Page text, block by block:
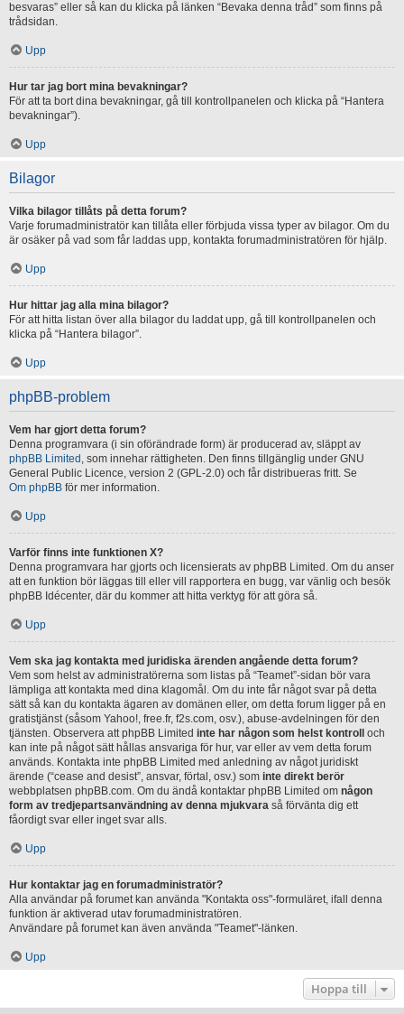
besvaras” eller så kan du klicka på länken “Bevaka denna tråd” som finns på
trådsidan.
Upp
Hur tar jag bort mina bevakningar?
För att ta bort dina bevakningar, gå till kontrollpanelen och klicka på “Hantera
bevakningar”).
Upp
Bilagor
Vilka bilagor tillåts på detta forum?
Varje forumadministratör kan tillåta eller förbjuda vissa typer av bilagor. Om du
är osäker på vad som får laddas upp, kontakta forumadministratören för hjälp.
Upp
Hur hittar jag alla mina bilagor?
För att hitta listan över alla bilagor du laddat upp, gå till kontrollpanelen och
klicka på “Hantera bilagor”.
Upp
phpBB-problem
Vem har gjort detta forum?
Denna programvara (i sin oförändrade form) är producerad av, släppt av
phpBB Limited , som innehar rättigheten. Den finns tillgänglig under GNU
General Public Licence, version 2 (GPL-2.0) och får distribueras fritt. Se
Om phpBB för mer information.
Upp
Varför finns inte funktionen X?
Denna programvara har gjorts och licensierats av phpBB Limited. Om du anser
att en funktion bör läggas till eller vill rapportera en bugg, var vänlig och besök
phpBB Idécenter, där du kommer att hitta verktyg för att göra så.
Upp
Vem ska jag kontakta med juridiska ärenden angående detta forum?
Vem som helst av administratörerna som listas på “Teamet”-sidan bör vara
lämpliga att kontakta med dina klagomål. Om du inte får något svar på detta
sätt så kan du kontakta ägaren av domänen eller, om detta forum ligger på en
gratistjänst (såsom Yahoo!, free.fr, f2s.com, osv.), abuse-avdelningen för den
tjänsten. Observera att phpBB Limited inte har någon som helst kontroll
och
kan inte på något sätt hållas ansvariga för hur, var eller av vem detta forum
används. Kontakta inte phpBB Limited med anledning av något juridiskt
ärende (“cease and desist”, ansvar, förtal, osv.) som inte direkt berör
webbplatsen phpBB.com. Om du ändå kontaktar phpBB Limited om någon
form av tredjepartsanvändning av denna mjukvara så förvänta dig ett
fåordigt svar eller inget svar alls.
Upp
Hur kontaktar jag en forumadministratör?
Alla användar på forumet kan använda "Kontakta oss"-formuläret, ifall denna
funktion är aktiverad utav forumadministratören.
Användare på forumet kan även använda "Teamet"-länken.
Upp
Hoppa till